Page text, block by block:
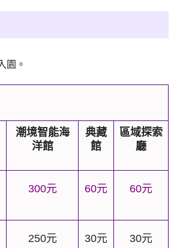
園。
潮境智能海
洋館
典藏
館
區域探索
廳
300元 60元 60元
250元 30元 30元